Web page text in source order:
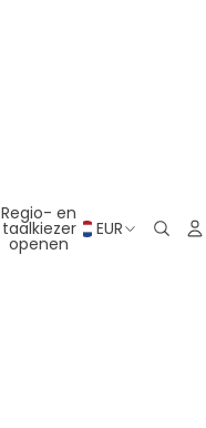
Regio- en
taalkiezer
openen
EUR